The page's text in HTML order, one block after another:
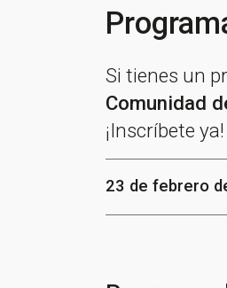
Si tienes un
Comunidad
¡Inscríbete ya!
23 de febrero